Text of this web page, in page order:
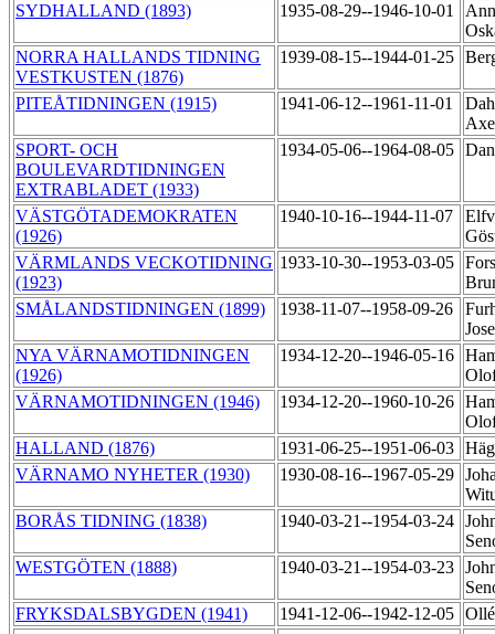
SYDHALLAND (1893)
1935-08-29--1946-10-01
NORRA HALLANDS TIDNING
VESTKUSTEN (1876)
1939-08-15--1944-01-25
PITEÅTIDNINGEN (1915) 1941-06-12--1961-11-01
SPORT- OCH
BOULEVARDTIDNINGEN
EXTRABLADET (1933)
1934-05-06--1964-08-05
VÄSTGÖTADEMOKRATEN
(1926)
1940-10-16--1944-11-07
VÄRMLANDS VECKOTIDNING
(1923)
1933-10-30--1953-03-05
SMÅLANDSTIDNINGEN (1899)
1938-11-07--1958-09-26
NYA VÄRNAMOTIDNINGEN
(1926)
1934-12-20--1946-05-16
VÄRNAMOTIDNINGEN (1946)
1934-12-20--1960-10-26
HALLAND (1876)
1931-06-25--1951-06-03
VÄRNAMO NYHETER (1930)
1930-08-16--1967-05-29
BORÅS TIDNING (1838)
1940-03-21--1954-03-24
WESTGÖTEN (1888)
1940-03-21--1954-03-23
FRYKSDALSBYGDEN (1941)
1941-12-06--1942-12-05